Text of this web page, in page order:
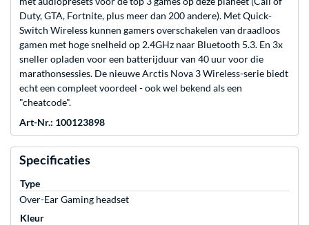
Duty, GTA, Fortnite, plus meer dan 200 andere). Met Quick-
Switch Wireless kunnen gamers overschakelen van draadloos
gamen met hoge snelheid op 2.4GHz naar Bluetooth 5.3. En 3x
sneller opladen voor een batterijduur van 40 uur voor die
marathonsessies. De nieuwe Arctis Nova 3 Wireless-serie biedt
echt een compleet voordeel - ook wel bekend als een
"cheatcode".
Art-Nr.: 100123898
Specificaties
Type
Over-Ear Gaming headset
Kleur